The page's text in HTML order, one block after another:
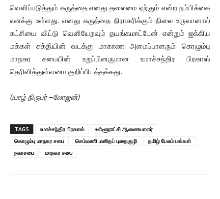
வெளிப்படுத்தும் கருத்தை எனது தலைமை ஏற்கும் என்ற நம்பிக்கை
எனக்கு உள்ளது. எனது கருத்தை நிராகரிக்கும் நிலை உருவானால்
கட்சியை விட்டு வெளியேறவும் தயங்கமாட்டேன் என்றும் ஐக்கிய
மக்கள் சக்தியின் வடக்கு மாகாண அமைப்பாளரும் கொழும்பு
மாநகர சபையின் உறுப்பினருமான உமாச்சந்திர பிரகாஸ்
தெரிவித்துள்ளமை குறிப்பிடத்தக்கது.
(யாழ் நிருபர் –லோஜன்)
TAGS உமாச்சந்திர பிரகாஸ்
உள்ளூராட்சி ஆணையாளர்
கொழும்பு மாநகர சபை
செம்மணி மனிதப் புதைகுழி
தமிழ் பேசும் மக்கள்
நகரசபை
மாநகர சபை